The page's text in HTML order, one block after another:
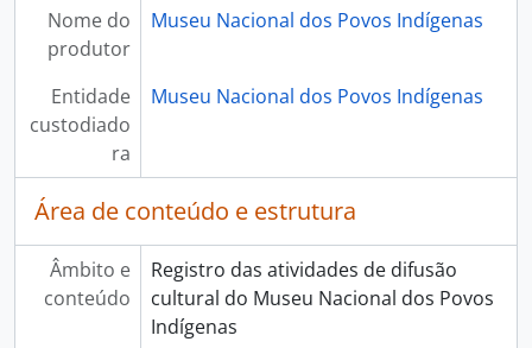
Nome do
produtor
Museu Nacional dos Povos Indígenas
Entidade
custodiado
ra
Museu Nacional dos Povos Indígenas
Área de conteúdo e estrutura
Âmbito e
conteúdo
Registro das atividades de difusão
cultural do Museu Nacional dos Povos
Indígenas